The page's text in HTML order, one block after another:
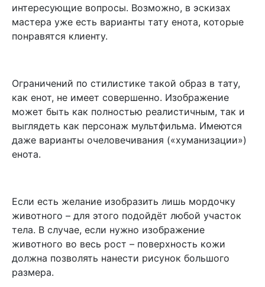
интересующие вопросы. Возможно, в эскизах
мастера уже есть варианты тату енота, которые
понравятся клиенту.
Ограничений по стилистике такой образ в тату,
как енот, не имеет совершенно. Изображение
может быть как полностью реалистичным, так и
выглядеть как персонаж мультфильма. Имеются
даже варианты очеловечивания («хуманизации»)
енота.
Если есть желание изобразить лишь мордочку
животного – для этого подойдёт любой участок
тела. В случае, если нужно изображение
животного во весь рост – поверхность кожи
должна позволять нанести рисунок большого
размера.